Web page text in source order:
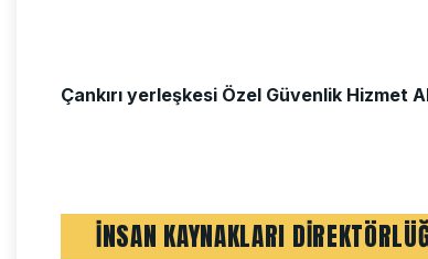
Çankırı yerleşkesi Özel Güvenlik Hizmet
İNSAN KAYNAKLARI